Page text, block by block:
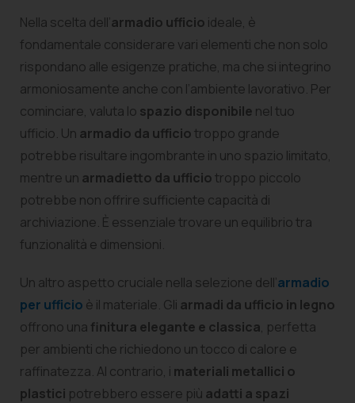
Nella scelta dell’armadio ufficio ideale, è
fondamentale considerare vari elementi che non solo
rispondano alle esigenze pratiche, ma che si integrino
armoniosamente anche con l’ambiente lavorativo. Per
cominciare, valuta lo spazio disponibile nel tuo
ufficio. Un armadio da ufficiotroppo grande
potrebbe risultare ingombrante in uno spazio limitato,
mentre un armadietto da ufficiotroppo piccolo
potrebbe non offrire sufficiente capacità di
archiviazione. È essenziale trovare un equilibrio tra
funzionalità e dimensioni.
Un altro aspetto cruciale nella selezione dell’armadio
per ufficio è il materiale. Gli armadi da ufficio in legno
offrono una finitura elegante e classica, perfetta
per ambienti che richiedono un tocco di calore e
raffinatezza. Al contrario, i materiali metallici o
plastici potrebbero essere più adatti a spazi